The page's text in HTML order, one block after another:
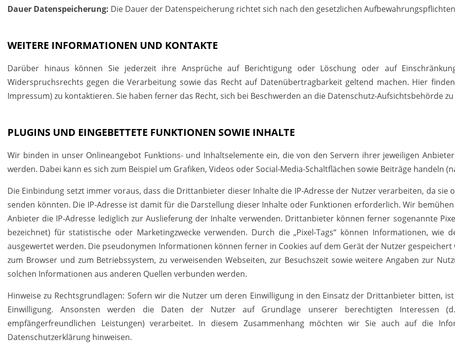
Dauer Datenspeicherung: Die Dauer der Datenspeicherung richtet sich nach den gesetzlichen
WEITERE INFORMATIONEN UND KONTAKTE
Darüber hinaus können Sie jederzeit ihre Ansprüche auf Berichtigung oder Löschung oder auf
Widerspruchsrechts gegen die Verarbeitung sowie das Recht auf Datenübertragbarkeit geltend machen. Hier
Impressum) zu kontaktieren. Sie haben ferner das Recht, sich bei Beschwerden an die Datenschutz-Aufsichtsbehörde
PLUGINS UND EINGEBETTETE FUNKTIONEN SOWIE INHALTE
Wir binden in unser Onlineangebot Funktions- und Inhaltselemente ein, die von den Servern ihrer jeweiligen
werden. Dabei kann es sich zum Beispiel um Grafiken, Videos oder Social-Media-Schaltflächen sowie Beiträge handeln
Die Einbindung setzt immer voraus, dass die Drittanbieter dieser Inhalte die IP-Adresse der Nutzer verarbeiten, da sie
senden könnten. Die IP-Adresse ist damit für die Darstellung dieser Inhalte oder Funktionen erforderlich. Wir
Anbieter die IP-Adresse lediglich zur Auslieferung der Inhalte verwenden. Drittanbieter können ferner sogenannte
bezeichnet) für statistische oder Marketingzwecke verwenden. Durch die „Pixel-Tags“ können Informationen, wie
ausgewertet werden. Die pseudonymen Informationen können ferner in Cookies auf dem Gerät der Nutzer
zum Browser und zum Betriebssystem, zu verweisenden Webseiten, zur Besuchszeit sowie weitere Angaben zur
solchen Informationen aus anderen Quellen verbunden werden.
Hinweise zu Rechtsgrundlagen: Sofern wir die Nutzer um deren Einwilligung in den Einsatz der Drittanbieter bitten,
Einwilligung. Ansonsten werden die Daten der Nutzer auf Grundlage unserer berechtigten Interessen
empfängerfreundlichen Leistungen) verarbeitet. In diesem Zusammenhang möchten wir Sie auch auf die
Datenschutzerklärung hinweisen.